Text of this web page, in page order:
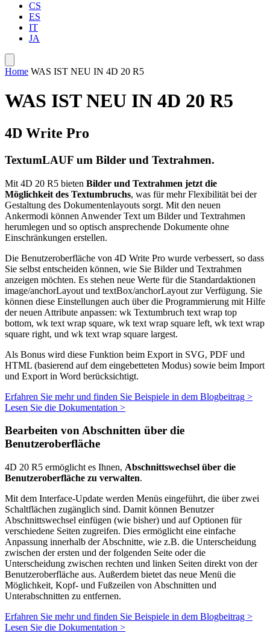
CS
ES
IT
JA
Home WAS IST NEU IN 4D 20 R5
WAS IST NEU IN 4D 20 R5
4D Write Pro
TextumLAUF um Bilder und Textrahmen.
Mit 4D 20 R5 bieten Bilder und Textrahmen jetzt die
Möglichkeit des Textumbruchs, was für mehr Flexibilität bei der
Gestaltung des Dokumentenlayouts sorgt. Mit den neuen
Ankermodi können Anwender Text um Bilder und Textrahmen
herumlegen und so optisch ansprechende Dokumente ohne
Einschränkungen erstellen.
Die Benutzeroberfläche von 4D Write Pro wurde verbessert, so dass
Sie selbst entscheiden können, wie Sie Bilder und Textrahmen
anzeigen möchten. Es stehen neue Werte für die Standardaktionen
image/anchorLayout und textBox/anchorLayout zur Verfügung. Sie
können diese Einstellungen auch über die Programmierung mit Hilfe
der neuen Attribute anpassen: wk Textumbruch text wrap top
bottom, wk text wrap square, wk text wrap square left, wk text wrap
square right, und wk text wrap square largest.
Als Bonus wird diese Funktion beim Export in SVG, PDF und
HTML (basierend auf dem eingebetteten Modus) sowie beim Import
und Export in Word berücksichtigt.
Erfahren Sie mehr und finden Sie Beispiele in dem Blogbeitrag >
Lesen Sie die Dokumentation >
Bearbeiten von Abschnitten über die
Benutzeroberfläche
4D 20 R5 ermöglicht es Ihnen, Abschnittswechsel über die
Benutzeroberfläche zu verwalten.
Mit dem Interface-Update werden Menüs eingeführt, die über zwei
Schaltflächen zugänglich sind. Damit können Benutzer
Abschnittswechsel einfügen (wie bisher) und auf Optionen für
verschiedene Seiten zugreifen. Dies ermöglicht eine einfache
Anpassung innerhalb der Abschnitte, wie z.B. die Unterscheidung
zwischen der ersten und der folgenden Seite oder die
Unterscheidung zwischen rechten und linken Seiten direkt von der
Benutzeroberfläche aus. Außerdem bietet das neue Menü die
Möglichkeit, Kopf- und Fußzeilen von Abschnitten und
Unterabschnitten zu entfernen.
Erfahren Sie mehr und finden Sie Beispiele in dem Blogbeitrag >
Lesen Sie die Dokumentation >